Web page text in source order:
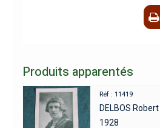
Produits apparentés
Réf : 11419
DELBOS Robert
1928